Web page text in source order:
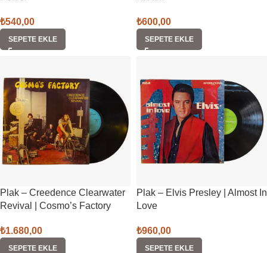
₺540,00
SEPETE EKLE
₺600,00
SEPETE EKLE
Plak – Creedence Clearwater
Revival | Cosmo’s Factory
₺1.680,00
SEPETE EKLE
Plak – Elvis Presley | Almost In
Love
₺960,00
SEPETE EKLE